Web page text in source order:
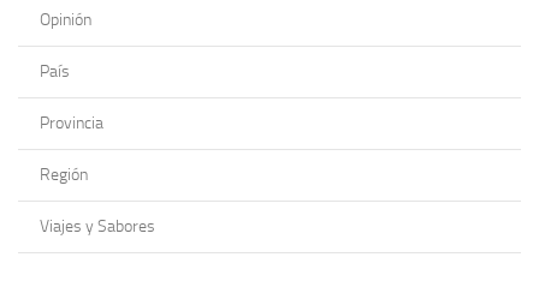
Opinión
País
Provincia
Región
Viajes y Sabores